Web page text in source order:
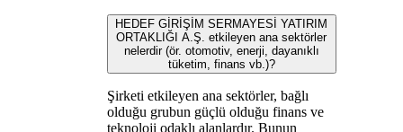
HEDEF GİRİŞİM SERMAYESİ YATIRIM
ORTAKLIĞI A.Ş. etkileyen ana sektörler
nelerdir (ör. otomotiv, enerji, dayanıklı
tüketim, finans vb.)?
Şirketi etkileyen ana sektörler, bağlı
olduğu grubun güçlü olduğu finans ve
teknoloji odaklı alanlardır. Bunun